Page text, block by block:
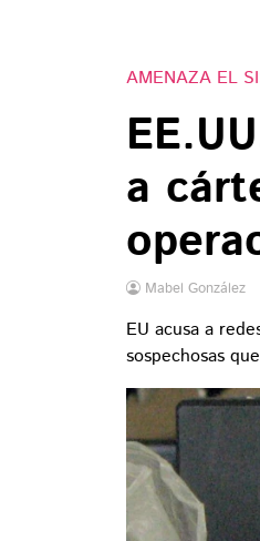
AMENAZA EL
a
Mabel González
EU acusa a
sospechosas